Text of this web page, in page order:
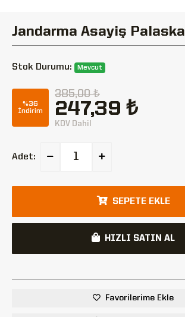
Jandarma Asayiş Palaska
Stok Durumu: Mevcut
%36
İndirim
385,00 ₺
247,39 ₺
KDV Dahil
Adet:
SEPETE EKLE
HIZLI SATIN AL
Favorilerime Ekle